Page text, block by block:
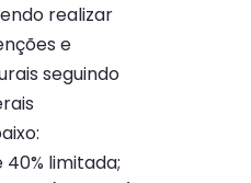
realizar
e
seguindo
40% limitada;